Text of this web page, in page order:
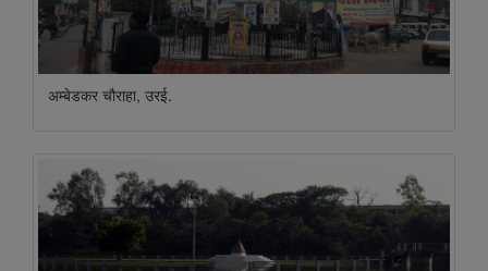
अम्बेडकर चौराहा, उरई.